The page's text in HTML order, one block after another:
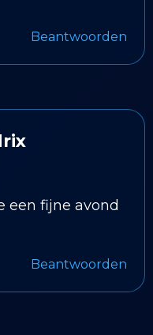
Beantwoorden
een fijne avond
Beantwoorden